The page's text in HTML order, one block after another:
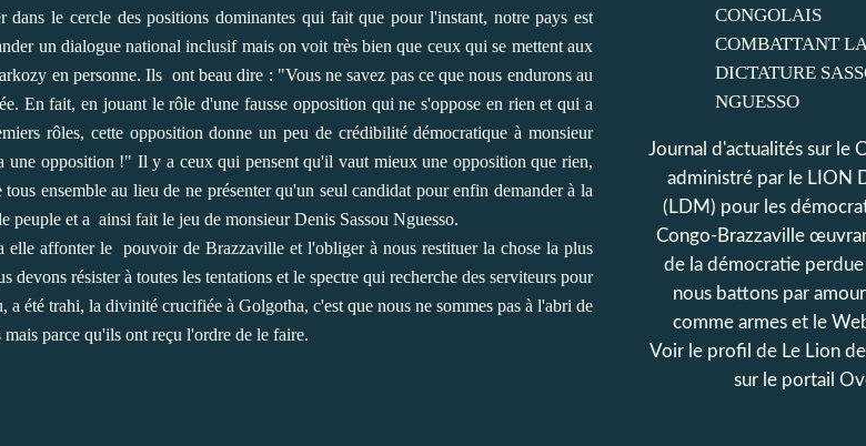
dans le cercle des positions dominantes qui fait que pour l'instant, notre pays est
un dialogue national inclusif mais on voit très bien que ceux qui se mettent aux
en personne. Ils ont beau dire : "Vous ne savez pas ce que nous endurons au
En fait, en jouant le rôle d'une fausse opposition qui ne s'oppose en rien et qui a
rôles, cette opposition donne un peu de crédibilité démocratique à monsieur
opposition !" Il y a ceux qui pensent qu'il vaut mieux une opposition que rien,
ensemble au lieu de ne présenter qu'un seul candidat pour enfin demander à la
peuple et a ainsi fait le jeu de monsieur Denis Sassou Nguesso.
elle affonter le pouvoir de Brazzaville et l'obliger à nous restituer la chose la plus
devons résister à toutes les tentations et le spectre qui recherche des serviteurs pour
été trahi, la divinité crucifiée à Golgotha, c'est que nous ne sommes pas à l'abri de
parce qu'ils ont reçu l'ordre de le faire.
Journal d'actualités sur le
administré par le LION
(LDM) pour les
Congo-Brazzaville
de la démocratie
nous battons par
comme armes et le
Voir le profil de Le Lion
sur le portail